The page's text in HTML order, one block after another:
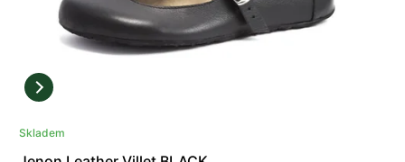
Skladem